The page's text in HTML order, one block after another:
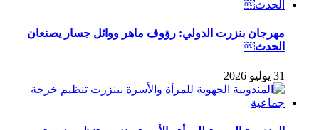
مهرجان بنزرت الدولي: رؤوف ماهر ووائل جسار يصنعان
الحدث￼
31 يوليو 2026